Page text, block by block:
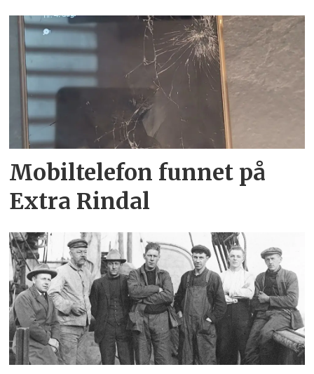
Mobiltelefon funnet på
Extra Rindal